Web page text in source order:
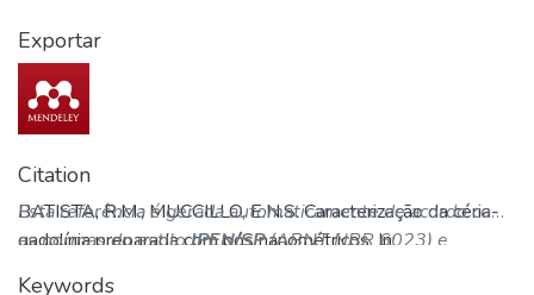
Exportar
Citation
BATISTA, R.M.; MUCCILLO, E.N.S. Caracterização da céria-
gadolínia preparada com pós nanométricos. In:
Esta referência é gerada automaticamente de acordo com
as normas do estiloIPEN/SP(ABNT NBR 6023) e
Keywords